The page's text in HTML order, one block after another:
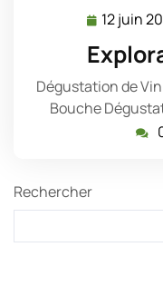
12 juin
Dégustation de
Bouche
Rechercher